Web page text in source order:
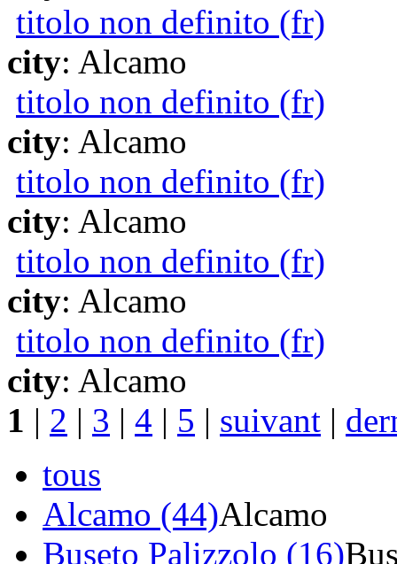
titolo non definito (fr)
city: Alcamo
titolo non definito (fr)
city: Alcamo
titolo non definito (fr)
city: Alcamo
titolo non definito (fr)
city: Alcamo
titolo non definito (fr)
city: Alcamo
1 | 2 | 3 | 4 | 5 | suivant |
tous
Alcamo (44)Alcamo
Buseto Palizzolo (16)